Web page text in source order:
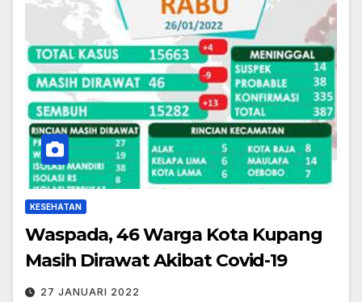
KESEHATAN
Waspada, 46 Warga Kota Kupang
Masih Dirawat Akibat Covid-19
27 JANUARI 2022